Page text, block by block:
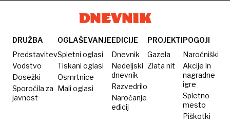
vedno
buri
duhove
premakne
hitrost
200
kilometrov
na uro
v manj
kot
devetih
urah
DRUŽBA
Predstavitev
Vodstvo
Dosežki
Sporočila za
javnost
OGLAŠEVANJE
Spletni oglasi
Tiskani oglasi
Osmrtnice
Mali oglasi
EDICIJE
Dnevnik
Nedeljski
dnevnik
Razvedrilo
Naročanje
edicij
PROJEKTI
Gazela
Zlata nit
POGOJI
Naročniški
Akcije in
nagradne
igre
Spletno
mesto
Piškotki